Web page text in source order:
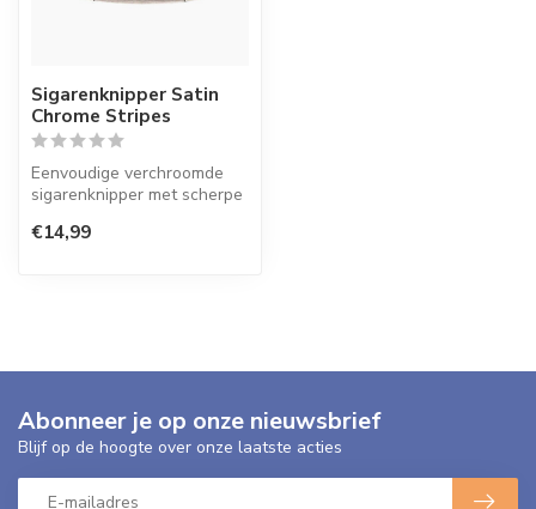
Sigarenknipper Satin
Chrome Stripes
Eenvoudige verchroomde
sigarenknipper met scherpe
dat ...
€14,99
Abonneer je op onze nieuwsbrief
Blijf op de hoogte over onze laatste acties